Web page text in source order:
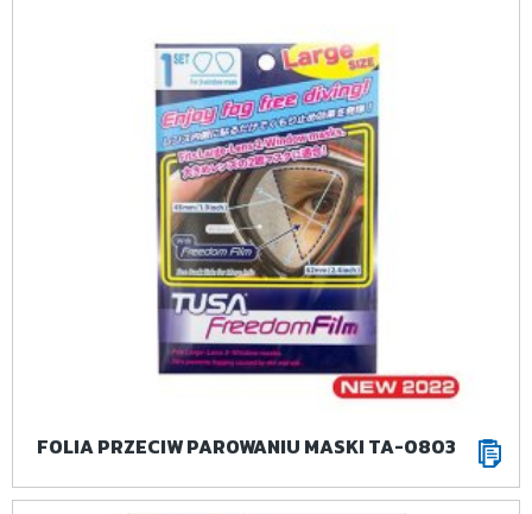
FOLIA PRZECIW PAROWANIU MASKI TA-0803